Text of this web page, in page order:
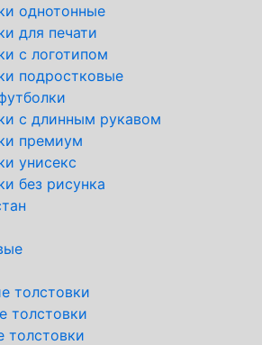
однотонные
для печати
с логотипом
подростковые
с длинным рукавом
премиум
унисекс
без рисунка
толстовки
толстовки
толстовки